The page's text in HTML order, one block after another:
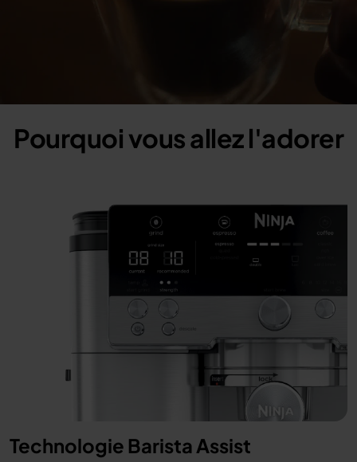
Pourquoi vous allez l'adorer
Technologie Barista Assist